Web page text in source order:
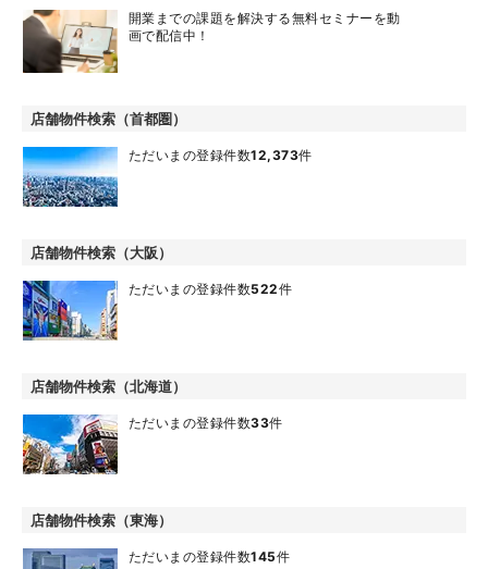
開業までの課題を解決する無料セミナーを動
画で配信中！
店舗物件検索（首都圏）
ただいまの登録件数12,373件
店舗物件検索（大阪）
ただいまの登録件数522件
店舗物件検索（北海道）
ただいまの登録件数33件
店舗物件検索（東海）
ただいまの登録件数145件